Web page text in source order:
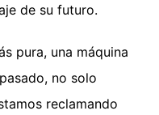
de su futuro.
pura, una máquina
no solo
reclamando